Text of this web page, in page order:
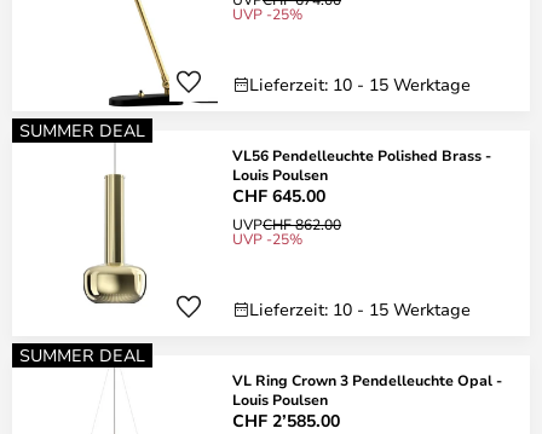
UVP -25%
Lieferzeit: 10 - 15 Werktage
SUMMER DEAL
VL56 Pendelleuchte Polished Brass -
Louis Poulsen
CHF 645.00
UVPCHF 862.00
UVP -25%
Lieferzeit: 10 - 15 Werktage
SUMMER DEAL
VL Ring Crown 3 Pendelleuchte Opal -
Louis Poulsen
CHF 2’585.00